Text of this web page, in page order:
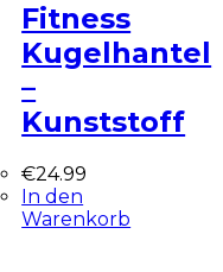
Fitness
Kugelhantel
–
Kunststoff
€24.99
In den
Warenkorb